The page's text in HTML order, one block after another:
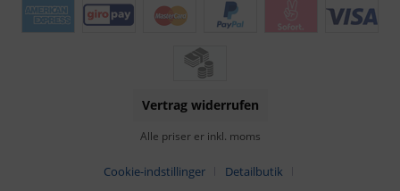
Vertrag widerrufen
Alle priser er inkl. moms
Cookie-indstillinger
Detailbutik